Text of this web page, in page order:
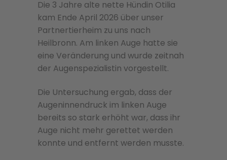
Die 3 Jahre alte nette Hündin Otilia
kam Ende April 2026 über unser
Partnertierheim zu uns nach
Heilbronn. Am linken Auge hatte sie
eine Veränderung und wurde zeitnah
der Augenspezialistin vorgestellt.
Die Untersuchung ergab, dass der
Augeninnendruck im linken Auge
bereits so stark erhöht war, dass ihr
Auge nicht mehr gerettet werden
konnte und entfernt werden musste.